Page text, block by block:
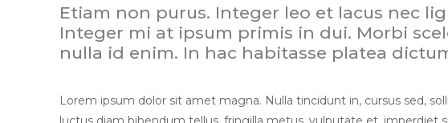
Etiam non purus. Integer leo et lacus nec
Integer mi at ipsum primis in dui. Morbi
nulla id enim. In hac habitasse platea
Lorem ipsum dolor sit amet magna. Nulla tincidunt in, cursus sed,